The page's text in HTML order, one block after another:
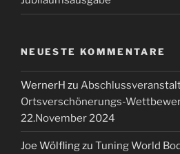
NEUESTE KOMMENTARE
WernerH zu
Ortsverschönerungs-
22.November 2024
Joe Wölflingzu Tuning World